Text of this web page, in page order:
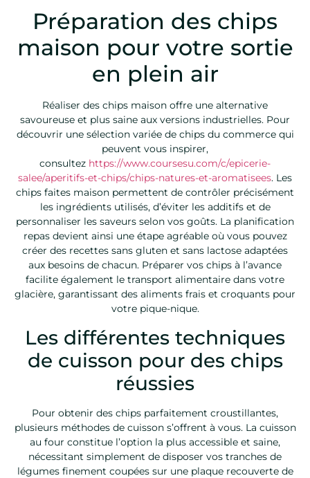
Préparation des chips
maison pour votre sortie
en plein air
Réaliser des chips maison offre une alternative
savoureuse et plus saine aux versions industrielles. Pour
découvrir une sélection variée de chips du commerce qui
peuvent vous inspirer,
consultez https://www.coursesu.com/c/epicerie-
salee/aperitifs-et-chips/chips-natures-et-aromatisees. Les
chips faites maison permettent de contrôler précisément
les ingrédients utilisés, d’éviter les additifs et de
personnaliser les saveurs selon vos goûts. La planification
repas devient ainsi une étape agréable où vous pouvez
créer des recettes sans gluten et sans lactose adaptées
aux besoins de chacun. Préparer vos chips à l’avance
facilite également le transport alimentaire dans votre
glacière, garantissant des aliments frais et croquants pour
votre pique-nique.
Les différentes techniques
de cuisson pour des chips
réussies
Pour obtenir des chips parfaitement croustillantes,
plusieurs méthodes de cuisson s’offrent à vous. La cuisson
au four constitue l’option la plus accessible et saine,
nécessitant simplement de disposer vos tranches de
légumes finement coupées sur une plaque recouverte de